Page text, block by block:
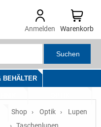
Anmelden Warenkorb
Suchen
BEHÄLTER
Shop Optik
Lupen